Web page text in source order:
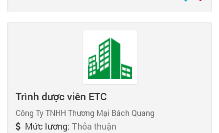
Trình dược viên ETC
Công Ty TNHH Thương Mại Bách Quang
Mức lương: Thỏa thuận